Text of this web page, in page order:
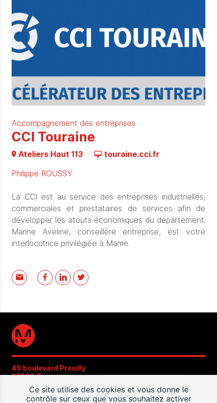
Accompagnement des entreprises
CCI Touraine
Ateliers Haut 113
touraine.cci.fr
Philippe ROUSSY
La CCI est au service des entreprises industrielles,
commerciales et prestataires de services afin de
développer les atouts économiques du département.
Marine Aveline, conseillère entreprise, est votre
interlocutrice privilégiée à Mame.
49 boulevard Preuilly
37000 Tours
Ce site utilise des cookies et vous donne le
contrôle sur ceux que vous souhaitez activer